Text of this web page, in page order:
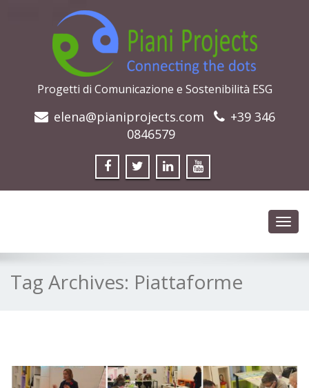
Progetti di Comunicazione e Sostenibilità ESG
elena@pianiprojects.com
+39 346
0846579
Tag Archives: Piattaforme